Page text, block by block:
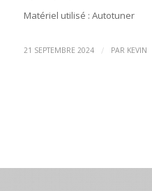
Matériel utilisé : Autotuner
21 SEPTEMBRE 2024 / PAR KEVIN